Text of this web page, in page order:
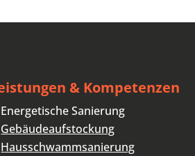
& Kompetenzen
Energetische Sanierung
Gebäudeaufstockung
Hausschwammsanierung